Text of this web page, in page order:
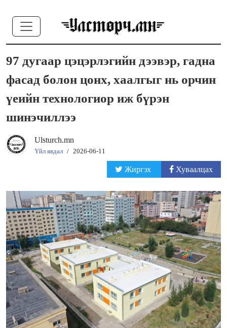
97 дугаар цэцэрлэгийн дээвэр, гадна
фасад болон цонх, хаалгыг нь орчин
үеийн технологиор иж бүрэн
шинэчиллээ
Ulsturch.mn
Үйл явдал / 2026-06-11
Жиргэх Хуваалцах